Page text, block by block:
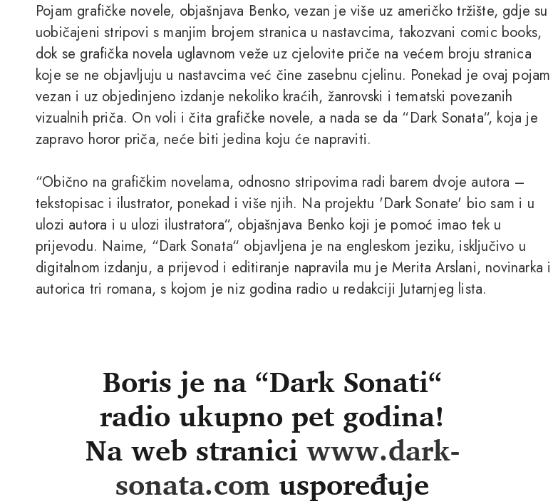
Pojam grafičke novele, objašnjava Benko, vezan je više uz američko tržište, gdje su
uobičajeni stripovi s manjim brojem stranica u nastavcima, takozvani comic books,
dok se grafička novela uglavnom veže uz cjelovite priče na većem broju stranica
koje se ne objavljuju u nastavcima već čine zasebnu cjelinu. Ponekad je ovaj pojam
vezan i uz objedinjeno izdanje nekoliko kraćih, žanrovski i tematski povezanih
vizualnih priča. On voli i čita grafičke novele, a nada se da “Dark Sonata“, koja je
zapravo horor priča, neće biti jedina koju će napraviti.
“Obično na grafičkim novelama, odnosno stripovima radi barem dvoje autora –
tekstopisac i ilustrator, ponekad i više njih. Na projektu 'Dark Sonate' bio sam i u
ulozi autora i u ulozi ilustratora“, objašnjava Benko koji je pomoć imao tek u
prijevodu. Naime, “Dark Sonata“ objavljena je na engleskom jeziku, isključivo u
digitalnom izdanju, a prijevod i editiranje napravila mu je Merita Arslani, novinarka i
autorica tri romana, s kojom je niz godina radio u redakciji Jutarnjeg lista.
Boris je na “Dark Sonati“
radio ukupno pet godina!
Na web straniciwww.dark-
sonata.comuspoređuje